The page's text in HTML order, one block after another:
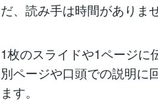
だ、読み手は時間がありませ
1枚のスライドや1ページに
別ページや口頭での説明に
ます。